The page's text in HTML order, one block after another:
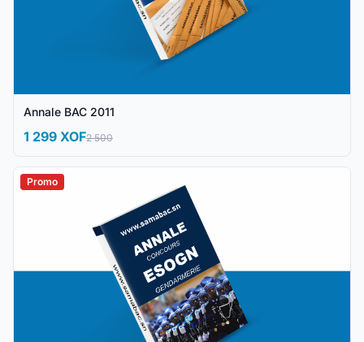
Annale BAC 2011
1 299 XOF2 500
Promo